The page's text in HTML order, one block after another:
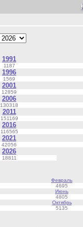
1991
1187
1996
1569
2001
12859
2006
130318
2011
151169
2016
116565
2021
42056
2026
18811
Февраль
4695
Июнь
4805
Октябрь
5135